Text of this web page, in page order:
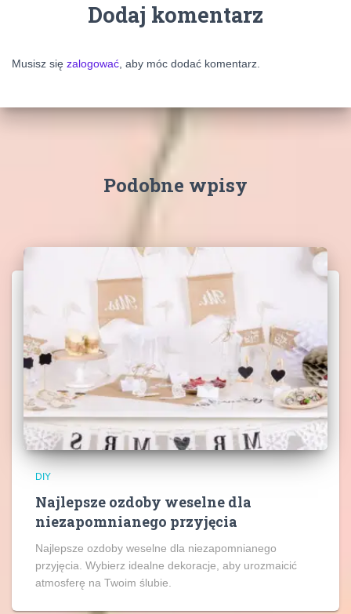
Dodaj komentarz
Musisz się zalogować , aby móc dodać komentarz.
Podobne wpisy
DIY
Najlepsze ozdoby weselne dla
niezapomnianego przyjęcia
Najlepsze ozdoby weselne dla niezapomnianego
przyjęcia. Wybierz idealne dekoracje, aby urozmaicić
atmosferę na Twoim ślubie.